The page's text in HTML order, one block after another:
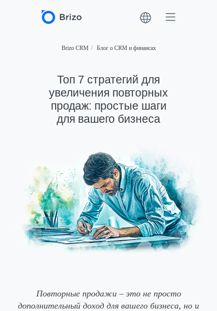
Brizo CRM / Блог о CRM и финансах
Топ 7 стратегий для
увеличения повторных
продаж: простые шаги
для вашего бизнеса
Повторные продажи – это не просто
дополнительный доход для вашего бизнеса, но и